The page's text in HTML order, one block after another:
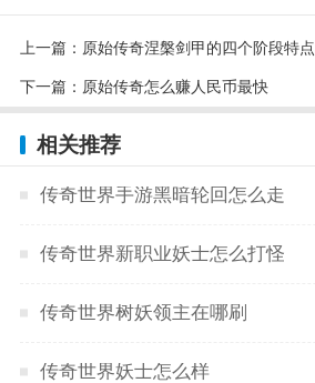
上一篇： 原始传奇涅槃剑甲的四个阶段特点
下一篇： 原始传奇怎么赚人民币最快
相关推荐
传奇世界手游黑暗轮回怎么走
传奇世界新职业妖士怎么打怪
传奇世界树妖领主在哪刷
传奇世界妖士怎么样